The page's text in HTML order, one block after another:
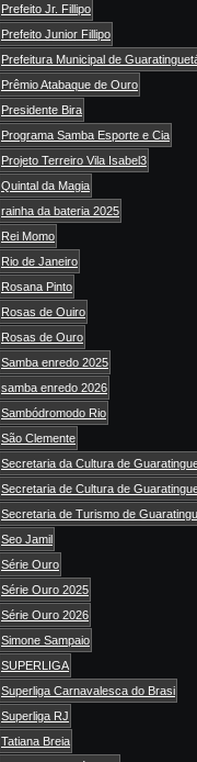
Prefeito Jr. Fillipo
Prefeito Junior Fillipo
Prefeitura Municipal de
Prêmio Atabaque de Ouro
Presidente Bira
Programa Samba Esporte e Cia
Projeto Terreiro Vila Isabel3
Quintal da Magia
rainha da bateria 2025
Rei Momo
Rio de Janeiro
Rosana Pinto
Rosas de Ouiro
Rosas de Ouro
Samba enredo 2025
samba enredo 2026
Sambódromodo Rio
São Clemente
Secretaria da Cultura de
Secretaria de Cultura de
Secretaria de Turismo de
Seo Jamil
Série Ouro
Série Ouro 2025
Série Ouro 2026
Simone Sampaio
SUPERLIGA
Superliga Carnavalesca do Brasi
Superliga RJ
Tatiana Breia